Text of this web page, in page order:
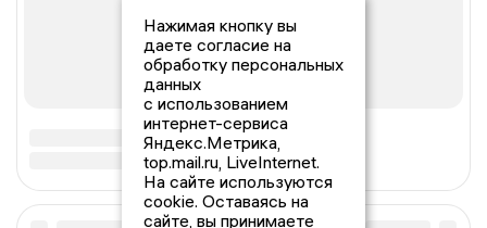
Нажимая кнопку вы
даете согласие на
обработку персональных
данных
с использованием
интернет-сервиса
Яндекс.Метрика,
top.mail.ru, LiveInternet.
На сайте используются
cookie. Оставаясь на
сайте, вы принимаете